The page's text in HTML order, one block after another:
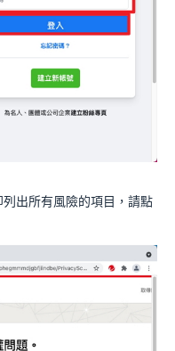
出所有風險的項目，請點